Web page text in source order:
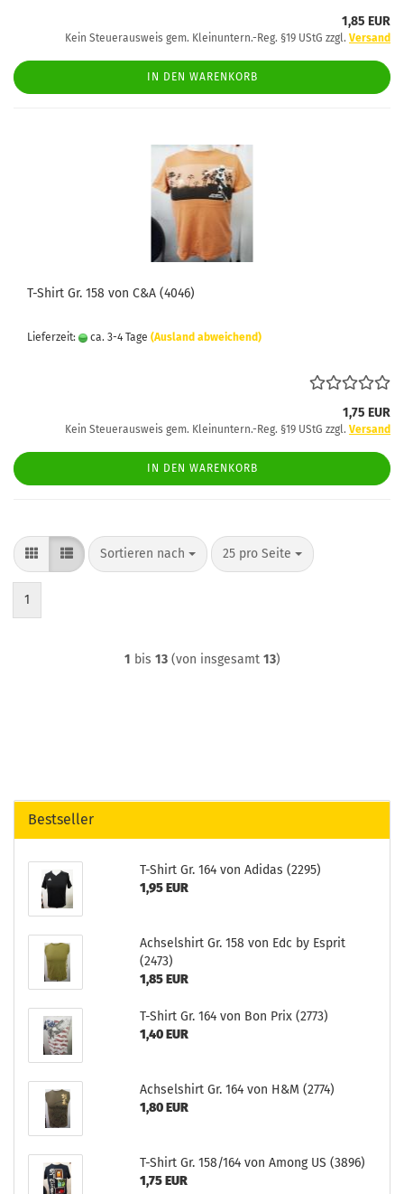
1,85 EUR
Kein Steuerausweis gem. Kleinuntern.-Reg. §19 UStG zzgl. Versand
IN DEN WARENKORB
T-Shirt Gr. 158 von C&A (4046)
Lieferzeit: ca. 3-4 Tage (Ausland abweichend)
1,75 EUR
Kein Steuerausweis gem. Kleinuntern.-Reg. §19 UStG zzgl. Versand
IN DEN WARENKORB
Sortieren nach
Sortieren nach 25 pro Seite
pro Seite
1
1 bis 13(von insgesamt 13)
Bestseller
T-Shirt Gr. 164 von Adidas (2295)
1,95 EUR
Achselshirt Gr. 158 von Edc by Esprit
(2473)
1,85 EUR
T-Shirt Gr. 164 von Bon Prix (2773)
1,40 EUR
Achselshirt Gr. 164 von H&M (2774)
1,80 EUR
T-Shirt Gr. 158/164 von Among US (3896)
1,75 EUR